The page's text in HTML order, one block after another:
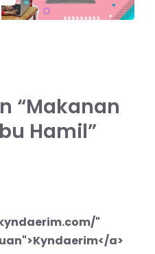
“Makanan
Hamil”
"
a>